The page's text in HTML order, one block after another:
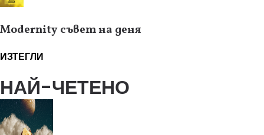
Modernity съвет на деня
ИЗТЕГЛИ
НАЙ-ЧЕТЕНО